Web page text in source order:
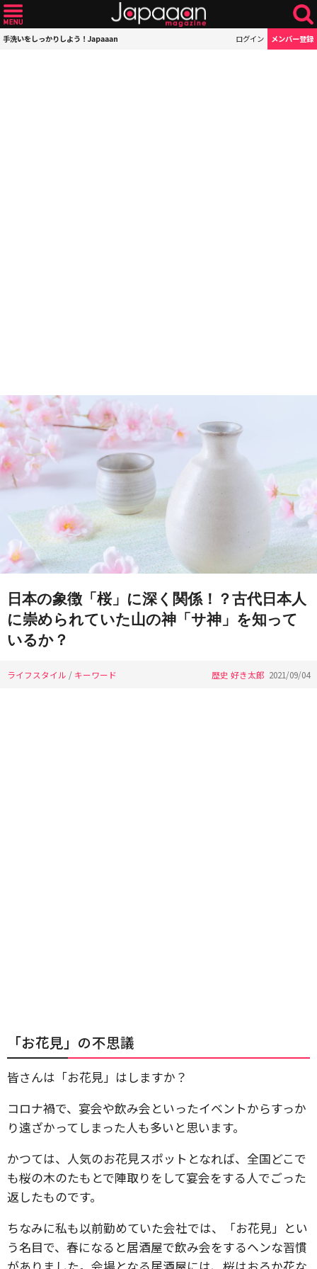
手洗いをしっかりしよう！Japaaan ログイン メンバー登録
日本の象徴「桜」に深く関係！？古代日本人
に崇められていた山の神「サ神」を知って
いるか？
ライフスタイル / キーワード 歴史 好き太郎 2021/09/04
「お花見」の不思議
皆さんは「お花見」はしますか？
コロナ禍で、宴会や飲み会といったイベントからすっか
り遠ざかってしまった人も多いと思います。
かつては、人気のお花見スポットとなれば、全国どこで
も桜の木のたもとで陣取りをして宴会をする人でごった
返したものです。
ちなみに私も以前勤めていた会社では、「お花見」とい
う名目で、春になると居酒屋で飲み会をするヘンな習慣